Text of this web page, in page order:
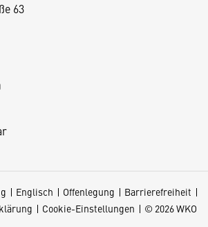
63
Englisch Offenlegung
Barrierefreiheit
Cookie-Einstellungen © 2026 WKO